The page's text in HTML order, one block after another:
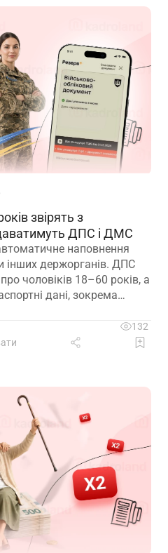
звірять з
ДПС і ДМС
наповнення
інших держорганів. ДПС
чоловіків 18–60 років, а
дані, зокрема
132